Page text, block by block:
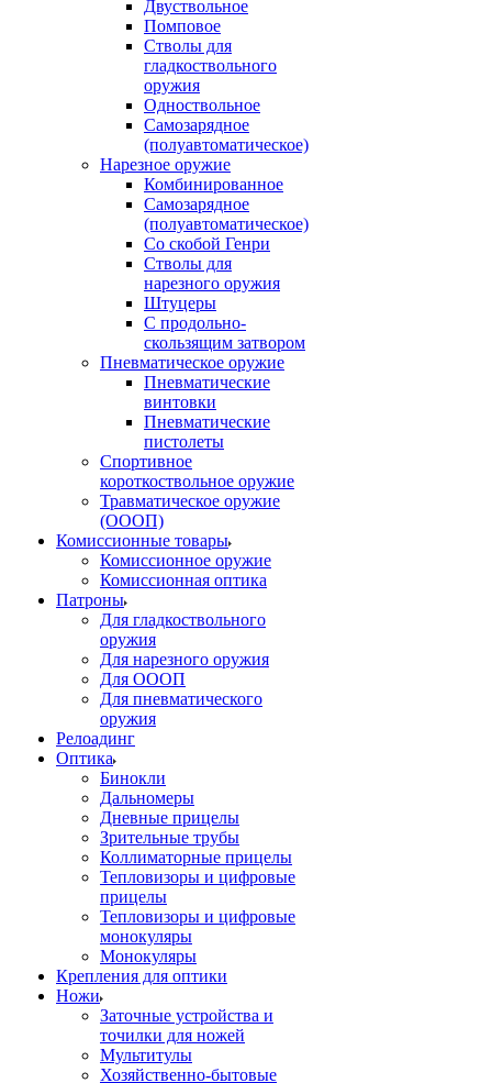
Двуствольное
Помповое
Стволы для
гладкоствольного
оружия
Одноствольное
Самозарядное
(полуавтоматическое)
Нарезное оружие
Комбинированное
Самозарядное
(полуавтоматическое)
Со скобой Генри
Стволы для
нарезного оружия
Штуцеры
С продольно-
скользящим затвором
Пневматическое оружие
Пневматические
винтовки
Пневматические
пистолеты
Спортивное
короткоствольное оружие
Травматическое оружие
(ОООП)
Комиссионные товары
Комиссионное оружие
Комиссионная оптика
Патроны
Для гладкоствольного
оружия
Для нарезного оружия
Для ОООП
Для пневматического
оружия
Релоадинг
Оптика
Бинокли
Дальномеры
Дневные прицелы
Зрительные трубы
Коллиматорные прицелы
Тепловизоры и цифровые
прицелы
Тепловизоры и цифровые
монокуляры
Монокуляры
Крепления для оптики
Ножи
Заточные устройства и
точилки для ножей
Мультитулы
Хозяйственно-бытовые